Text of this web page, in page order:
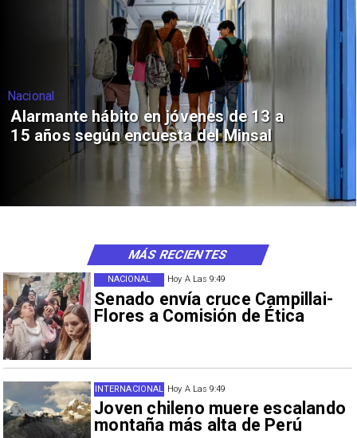
Nacional
Alarmante hábito en jóvenes de 13 a
15 años según encuesta del Minsal
Hoy A Las 9:49
Senado envía cruce Campillai-
Flores a Comisión de Ética
NACIONAL
Hoy A Las 9:49
Joven chileno muere escalando
montaña más alta de Perú
INTERNACIONAL
MÁS RECIENTES